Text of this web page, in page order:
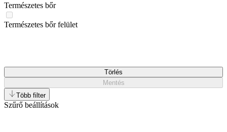
Természetes bőr
Természetes bőr felület
Törlés
Mentés
Több filter
Szűrő beállítások